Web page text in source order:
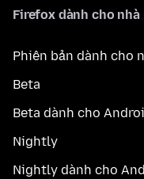
Firefox dành cho
Phiên bản dành cho
Beta
Beta dành cho
Nightly
Nightly dành cho